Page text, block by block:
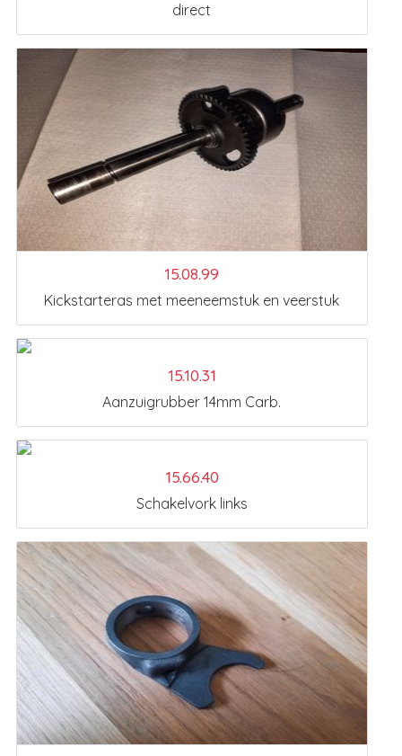
direct
15.08.99
Kickstarteras met meeneemstuk en veerstuk
15.10.31
Aanzuigrubber 14mm Carb.
15.66.40
Schakelvork links